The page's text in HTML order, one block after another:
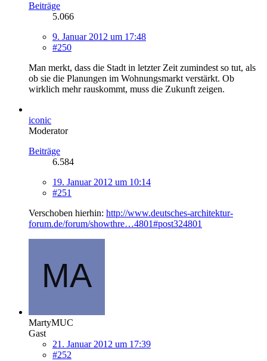
Beiträge
5.066
9. Januar 2012 um 17:48
#250
Man merkt, dass die Stadt in letzter Zeit zumindest so tut, als
ob sie die Planungen im Wohnungsmarkt verstärkt. Ob
wirklich mehr rauskommt, muss die Zukunft zeigen.
iconic
Moderator
Beiträge
6.584
19. Januar 2012 um 10:14
#251
Verschoben hierhin: http://www.deutsches-architektur-
forum.de/forum/showthre…4801#post324801
MartyMUC
Gast
21. Januar 2012 um 17:39
#252